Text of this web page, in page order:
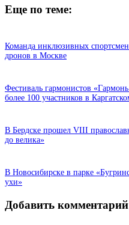
Еще по теме:
Команда инклюзивных
дронов в Москве
Фестиваль гармонистов
более 100 участников в
В Бердске прошел VIII
до велика»
В Новосибирске в парке
ухи»
Добавить комментарий